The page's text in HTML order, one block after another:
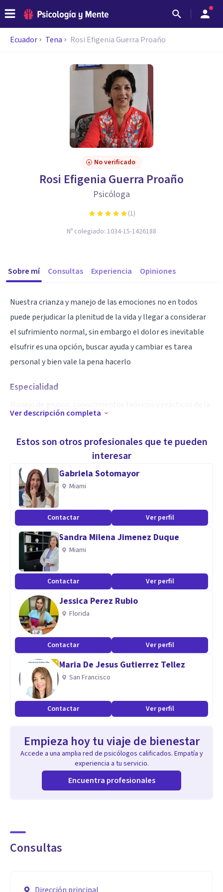
Ecuador Tena Rosi Efigenia Guerra Proaño
No verificado
Rosi Efigenia Guerra Proaño
Psicóloga
(1)
Nº colegiado: 1034-15-1426188
Sobre mí Consultas Experiencia Opiniones
Nuestra crianza y manejo de las emociones no en todos
puede perjudicar la plenitud de la vida y llegar a considerar
el sufrimiento normal, sin embargo el dolor es inevitable
elsufrir es una opción, buscar ayuda y cambiar es tarea
personal y bien vale la pena hacerlo
Especialidad
realidad social, encuadres objetivos, respeto por las
publicaciones en revistas de psicología digital
Aptitudes
Capacidad de escucha, ética profesional, comprensión
humana y acompañamiento profesionalen el develar de
nuestra mente para construir un mejor proyecto de cada
uno y vivir bien y porqué no? felices.
Ver descripción completa
Estos son otros profesionales que te pueden
interesar
Gabriela Sotomayor
Miami
Contactar Ver perfil
Sandra Milena Jimenez Duque
Miami
Contactar Ver perfil
Jessica Perez Rubio
Florida
Contactar Ver perfil
Maria De Jesus Gutierrez Tellez
San Francisco
Contactar Ver perfil
Empieza hoy tu viaje de bienestar
Accede a una amplia red de psicólogos calificados. Empatía y
experiencia a tu servicio.
Encuentra profesionales
Consultas